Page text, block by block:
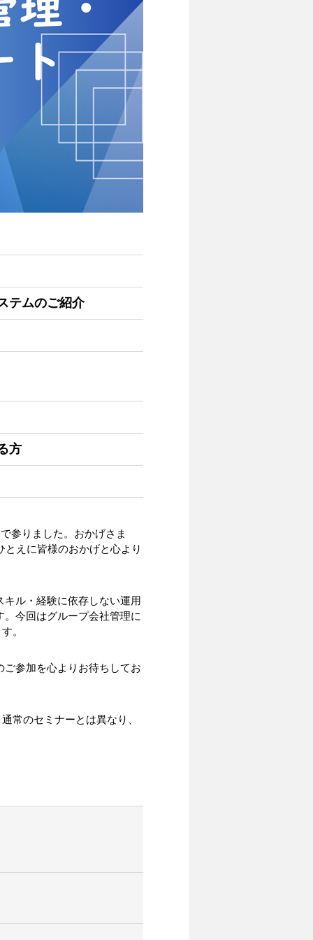
テムのご紹介
方
参りました。おかげさま
えに皆様のおかげと心より
ル・経験に依存しない運用
今回はグループ会社管理に
。
参加を心よりお待ちしてお
常のセミナーとは異なり、